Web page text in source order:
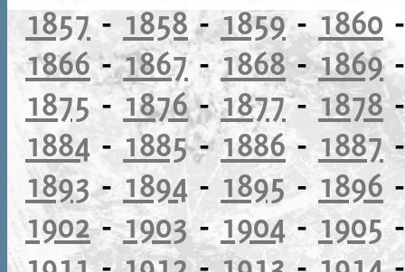
1857-1858-1859- 1860
1866-1867-1868-1869
1875 -1876-1877-1878
1884 - 1885-1886- 1887
1893- 1894 - 1895 - 1896
1902-1903-1904-1905